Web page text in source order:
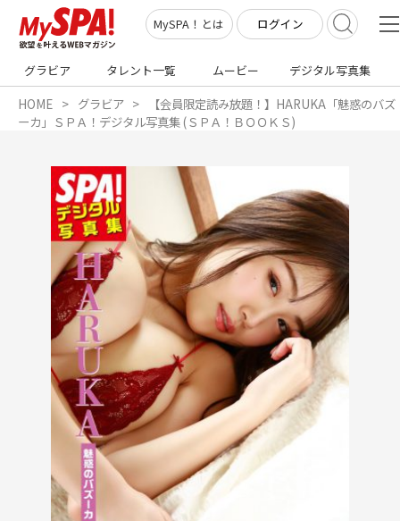
MySPA！とは ログイン
グラビア タレント一覧 ムービー デジタル写真集
HOME グラビア
【会員限定読み放題！】HARUKA「魅惑のバズ
ーカ」ＳＰＡ！デジタル写真集 (ＳＰＡ！ＢＯＯＫＳ)